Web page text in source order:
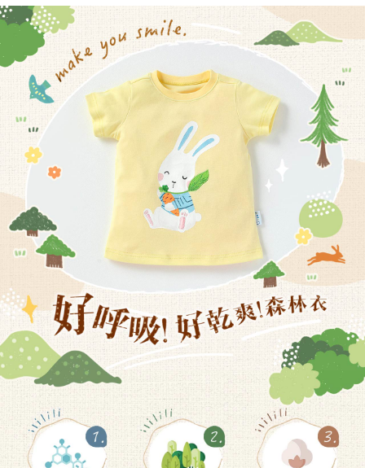
易，需依本服務之必要範圍內提供個人資料，並將交易相關給付款項請求債
權轉讓予恩沛科技股份有限公司。
２．關於個人資料處理事宜，請瀏覽以下網址：
https://aftee.tw/terms/#terms3
３．未成年的使用者請事先徵得法定代理人或監護人之同意方可使用
「AFTEE先享後付」，若未經同意申辦者引起之損失，本公司不負相關責
任。
４．使用「AFTEE先享後付」時，將依據個別帳號之用戶狀況，依本公司即
時審查核予不同之上限額度；若仍有額度不足之情形，本公司將視審查結果
請求用戶進行身份認證。
５．嚴禁一人註冊多個帳號或使用他人資訊註冊。若發現惡意使用之情形，
恩沛科技股份有限公司將有權停止該用戶之使用額度並採取法律行動。